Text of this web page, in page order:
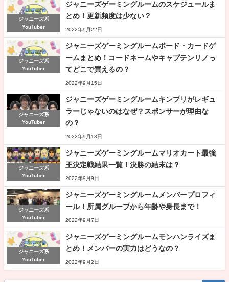
ジャニーズ系
YouTuber
ジャニーズゲーミングルームのスケジュールま
とめ！更新頻度は少ない？
2022年9月22日
ジャニーズ系
YouTuber
ジャニーズゲーミングルームボード・カードゲ
ームまとめ！コードネームやキャプテンリノっ
てどこで買えるの？
2022年9月15日
ジャニーズ系
YouTuber
ジャニーズゲーミングルームキンプリがレギュ
ラーじゃないのはなぜ？スポンサーが理由な
の？
2022年9月13日
ジャニーズ系
YouTuber
ジャニーズゲーミングルームマリオカート最強
王決定戦結果一覧！決勝の結末は？
2022年9月9日
ジャニーズ系
YouTuber
ジャニーズゲーミングルームメンバープロフィ
ール！所属グループから年齢や身長まで！
2022年9月7日
ジャニーズ系
YouTuber
ジャニーズゲーミングルームモンハンライズま
とめ！メンバーの実力はどうなの？
2022年9月2日